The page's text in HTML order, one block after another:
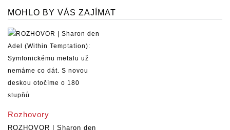
MOHLO BY VÁS ZAJÍMAT
Rozhovory
ROZHOVOR | Sharon den